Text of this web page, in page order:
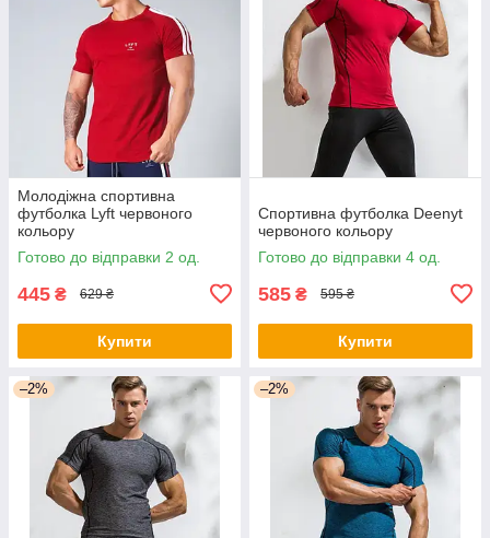
Молодіжна спортивна
футболка Lyft червоного
кольору
Готово до відправки 2 од.
445 ₴ 629 ₴
Купити
Спортивна футболка Deenyt
червоного кольору
Готово до відправки 4 од.
585 ₴ 595 ₴
Купити
–2% –2%